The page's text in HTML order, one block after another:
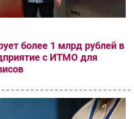
более 1 млрд рублей в
с ИТМО для